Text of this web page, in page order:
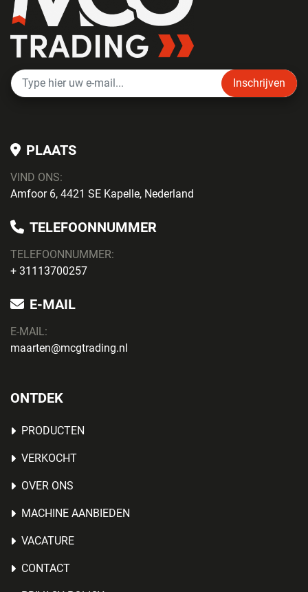
Inschrijven
PLAATS
VIND ONS:
Amfoor 6, 4421 SE Kapelle, Nederland
TELEFOONNUMMER
TELEFOONNUMMER:
+ 31113700257
E-MAIL
E-MAIL:
maarten@mcgtrading.nl
ONTDEK
PRODUCTEN
VERKOCHT
OVER ONS
MACHINE AANBIEDEN
VACATURE
CONTACT